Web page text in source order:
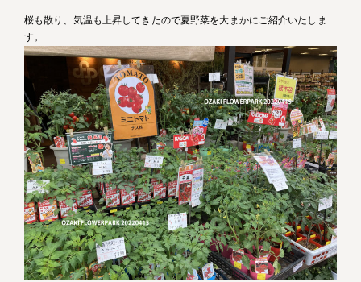
桜も散り、気温も上昇してきたので夏野菜を大まかにご紹介いたしま
す。